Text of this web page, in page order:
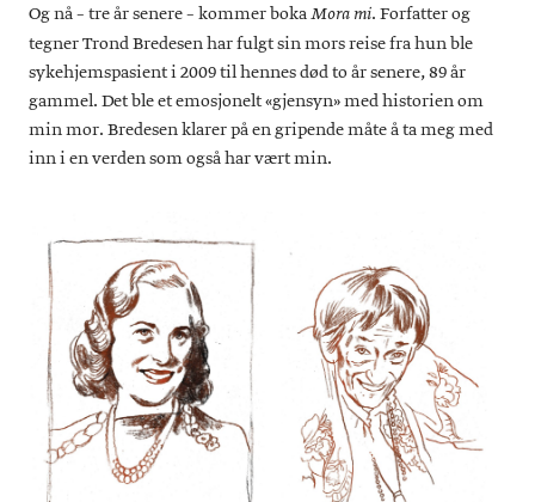
Og nå – tre år senere – kommer bokaMora mi. Forfatter og
tegner Trond Bredesen har fulgt sin mors reise fra hun ble
sykehjemspasient i 2009 til hennes død to år senere, 89 år
gammel. Det ble et emosjonelt «gjensyn» med historien om
min mor. Bredesen klarer på en gripende måte å ta meg med
inn i en verden som også har vært min.